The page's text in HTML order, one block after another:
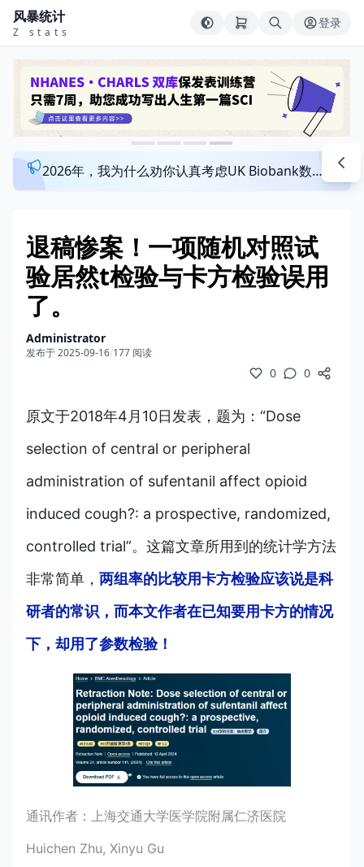
风暴统计
Z stats
登录
2026年，我为什么劝你认真考虑UK Biobank数据库？来看看这个一对一指导发文班
退稿惨案！一项随机对照试
验居然t检验与卡方检验误用
了。
Administrator
发布于 2025-09-16/177 阅读
0 0
原文于2018年4月10日发表，题为：“Dose
selection of central or peripheral
administration of sufentanil affect opioid
induced cough?: a prospective, randomized,
controlled trial”。这篇文章所用到的统计学方法
非常简单， 两组率的比较用卡方检验应该说是科
研者的常识，而本文作者在已知要用卡方的情况
下，却用了参数检验！
通讯作者：上海交通大学医学院附属仁济医院
Huichen Zhu, Xinyu Gu